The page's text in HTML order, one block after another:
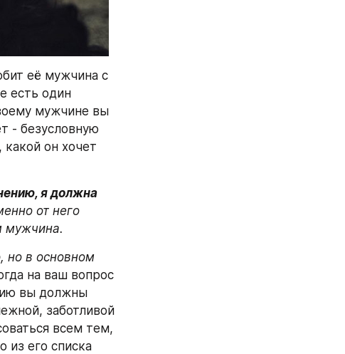
её мужчина с
есть один
мужчине вы
- безусловную
он хочет
я должна
от него
мужчина.
но в основном
на ваш вопрос
вы должны
заботливой
всем тем,
из его списка